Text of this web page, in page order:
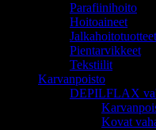
Parafiinihoito
Hoitoaineet
Jalkahoitotuotteet
Pientarvikkeet
Tekstiilit
Karvanpoisto
DEPILFLAX
Kovat